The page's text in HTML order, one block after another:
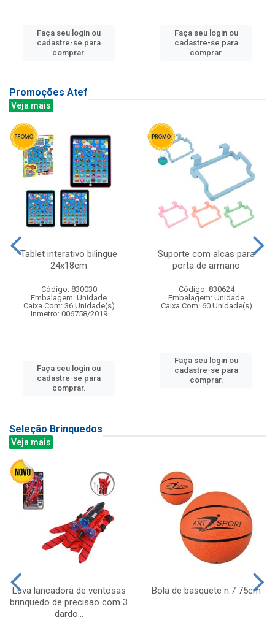
Faça seu login ou
cadastre-se para
comprar.
Faça seu login ou
cadastre-se para
comprar.
Promoções Atef
Veja mais
Tablet interativo bilingue
24x18cm
Código: 830030
Embalagem: Unidade
Caixa Com: 36 Unidade(s)
Inmetro: 006758/2019
Faça seu login ou
cadastre-se para
comprar.
Suporte com alcas para
porta de armario
Código: 830624
Embalagem: Unidade
Caixa Com: 60 Unidade(s)
Faça seu login ou
cadastre-se para
comprar.
Seleção Brinquedos
Veja mais
Luva lancadora de ventosas
brinquedo de precisao com 3
dardo...
Bola de basquete n.7 75cm